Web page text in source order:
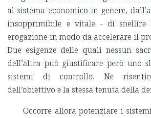
al sistema economico in genere,
insopprimibile e vitale - di snellire
erogazione in modo da accelerare il
Due esigenze delle quali nessun
dell’altra può giustificare però uno
sistemi di controllo. Ne
dell’obiettivo e la stessa tenuta della
Occorre allora potenziare i